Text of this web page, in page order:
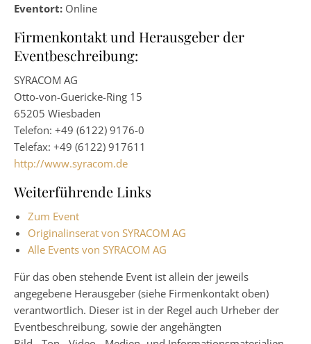
Eventort: Online
Firmenkontakt und Herausgeber der
Eventbeschreibung:
SYRACOM AG
Otto-von-Guericke-Ring 15
65205 Wiesbaden
Telefon: +49 (6122) 9176-0
Telefax: +49 (6122) 917611
http://www.syracom.de
Weiterführende Links
Zum Event
Originalinserat von SYRACOM AG
Alle Events von SYRACOM AG
Für das oben stehende Event ist allein der jeweils
angegebene Herausgeber (siehe Firmenkontakt oben)
verantwortlich. Dieser ist in der Regel auch Urheber der
Eventbeschreibung, sowie der angehängten